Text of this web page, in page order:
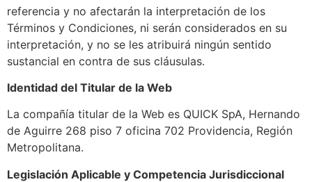
referencia y no afectarán la interpretación de los
Términos y Condiciones, ni serán considerados en su
interpretación, y no se les atribuirá ningún sentido
sustancial en contra de sus cláusulas.
Identidad del Titular de la Web
La compañía titular de la Web es QUICK SpA, Hernando
de Aguirre 268 piso 7 oficina 702 Providencia, Región
Metropolitana.
Legislación Aplicable y Competencia Jurisdiccional